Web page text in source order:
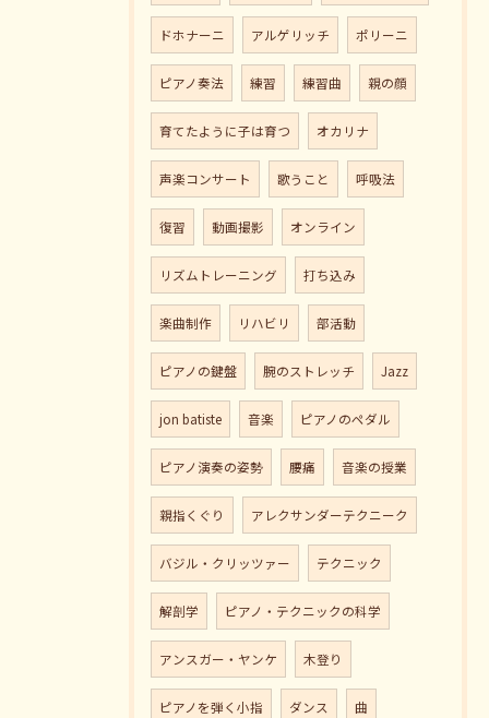
ドホナーニ アルゲリッチ ポリーニ
ピアノ奏法 練習 練習曲 親の顔
育てたように子は育つ オカリナ
声楽コンサート 歌うこと 呼吸法
復習 動画撮影 オンライン
リズムトレーニング 打ち込み
楽曲制作 リハビリ 部活動
ピアノの鍵盤 腕のストレッチ Jazz
jon batiste 音楽 ピアノのペダル
ピアノ演奏の姿勢 腰痛 音楽の授業
親指くぐり アレクサンダーテクニーク
バジル・クリッツァー テクニック
解剖学 ピアノ・テクニックの科学
アンスガー・ヤンケ 木登り
ピアノを弾く小指 ダンス 曲